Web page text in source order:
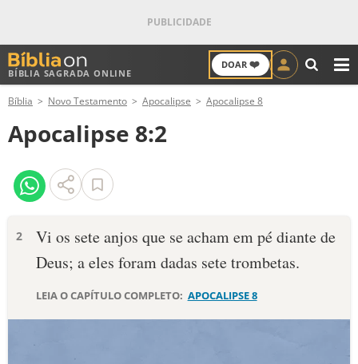
BÍBLIA SAGRADA ONLINE
DOAR ❤️
ANTIGO TESTAMENTO
NOVO TESTAMENTO
VERSÍCULOS
PALAVRA DO DIA
Bíblia Novo Testamento Apocalipse Apocalipse 8
Apocalipse 8:2
2
Vi os sete anjos que se acham em pé diante de
Deus; a eles foram dadas sete trombetas.
LEIA O CAPÍTULO COMPLETO: APOCALIPSE 8